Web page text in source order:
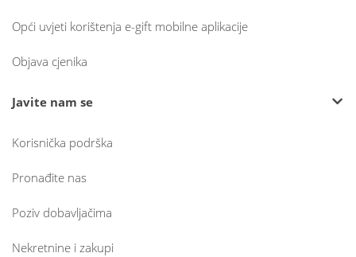
Opći uvjeti korištenja e-gift mobilne aplikacije
Objava cjenika
Javite nam se
Korisnička podrška
Pronađite nas
Poziv dobavljačima
Nekretnine i zakupi